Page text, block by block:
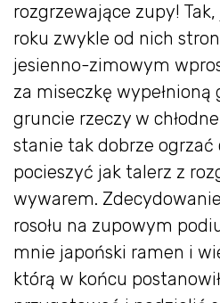
rozgrzewające zupy!
roku zwykle od nich
jesienno-zimowym
za miseczkę wypełnioną
gruncie rzeczy w
stanie tak dobrze ogrzać
pocieszyć jak talerz z
wywarem.
rosołu na zupowym
mnie japoński ramen i
którą w końcu